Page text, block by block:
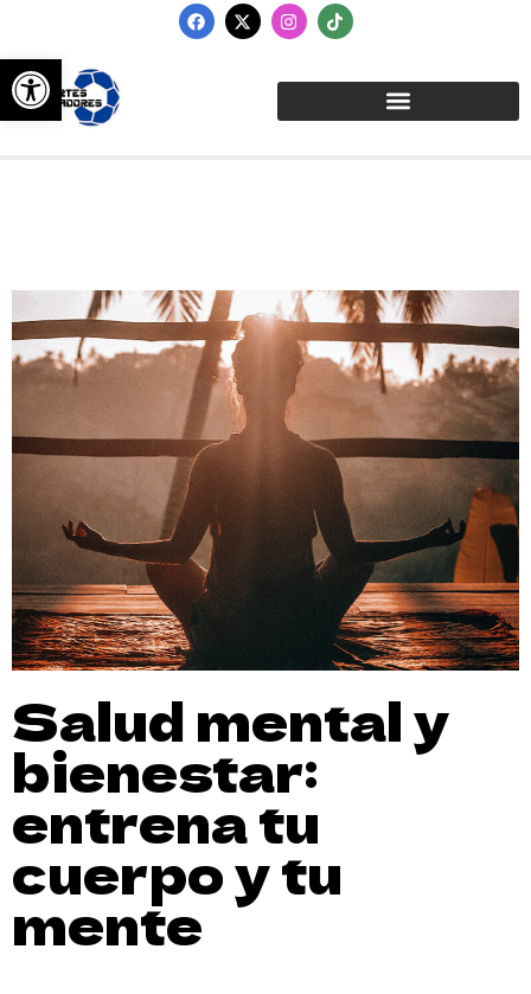
Abrir barra de herramientas
Salud mental y
bienestar:
entrena tu
cuerpo y tu
mente